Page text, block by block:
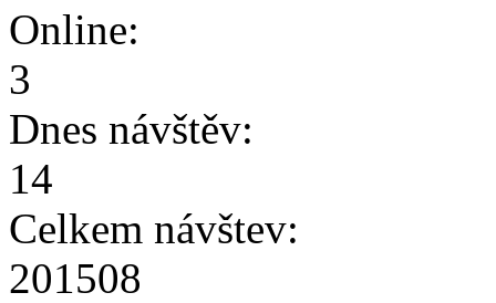
Online:
3
Dnes návštěv:
14
Celkem návštev:
201508